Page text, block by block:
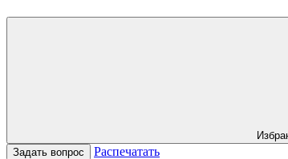
Задать вопрос
Распечатать